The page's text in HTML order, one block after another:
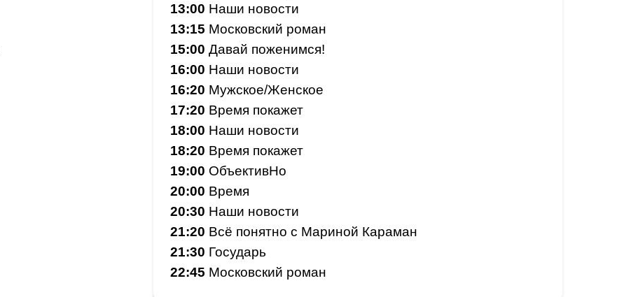
13:00 Наши новости
13:15 Московский роман
15:00 Давай поженимся!
16:00 Наши новости
16:20 Мужское/Женское
17:20 Время покажет
18:00 Наши новости
18:20 Время покажет
19:00 ОбъективНо
20:00 Время
20:30 Наши новости
21:20 Всё понятно с Мариной Караман
21:30 Государь
22:45 Московский роман